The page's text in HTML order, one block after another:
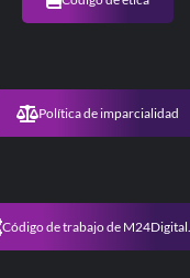
Política de imparcialidad
Código de trabajo de